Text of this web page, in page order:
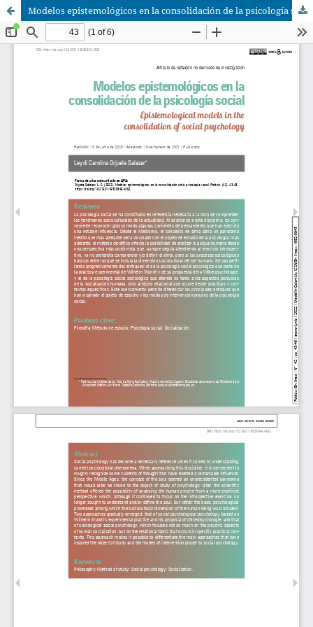
Modelos epistemológicos en la consolidación de la psicología social